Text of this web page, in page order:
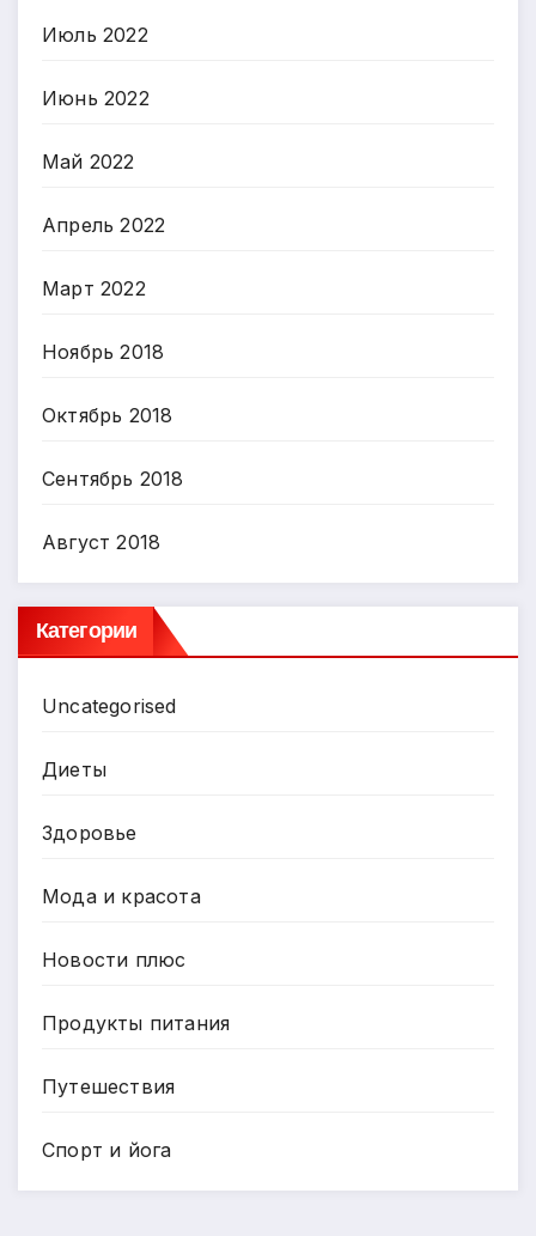
Июль 2022
Июнь 2022
Май 2022
Апрель 2022
Март 2022
Ноябрь 2018
Октябрь 2018
Сентябрь 2018
Август 2018
Категории
Uncategorised
Диеты
Здоровье
Мода и красота
Новости плюс
Продукты питания
Путешествия
Спорт и йога